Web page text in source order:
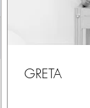
GRETA